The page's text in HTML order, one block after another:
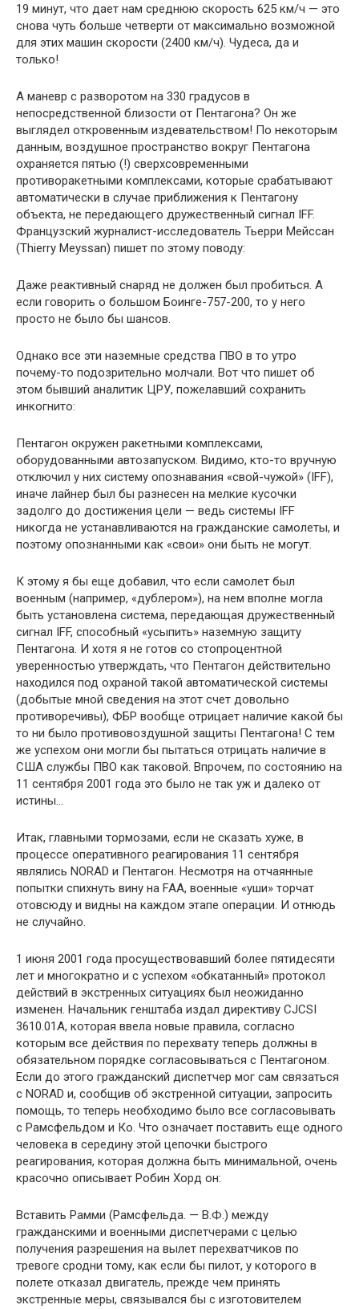
19 минут, что дает нам среднюю скорость 625 км/ч — это
снова чуть больше четверти от максимально возможной
для этих машин скорости (2400 км/ч). Чудеса, да и
только!
А маневр с разворотом на 330 градусов в
непосредственной близости от Пентагона? Он же
выглядел откровенным издевательством! По некоторым
данным, воздушное пространство вокруг Пентагона
охраняется пятью (!) сверхсовременными
противоракетными комплексами, которые срабатывают
автоматически в случае приближения к Пентагону
объекта, не передающего дружественный сигнал IFF.
Французский журналист-исследователь Тьерри Мейссан
(Thierry Meyssan) пишет по этому поводу:
Даже реактивный снаряд не должен был пробиться. А
если говорить о большом Боинге-757-200, то у него
просто не было бы шансов.
Однако все эти наземные средства ПВО в то утро
почему-то подозрительно молчали. Вот что пишет об
этом бывший аналитик ЦРУ, пожелавший сохранить
инкогнито:
Пентагон окружен ракетными комплексами,
оборудованными автозапуском. Видимо, кто-то вручную
отключил у них систему опознавания «свой-чужой» (IFF),
иначе лайнер был бы разнесен на мелкие кусочки
задолго до достижения цели — ведь системы IFF
никогда не устанавливаются на гражданские самолеты, и
поэтому опознанными как «свои» они быть не могут.
К этому я бы еще добавил, что если самолет был
военным (например, «дублером»), на нем вполне могла
быть установлена система, передающая дружественный
сигнал IFF, способный «усыпить» наземную защиту
Пентагона. И хотя я не готов со стопроцентной
уверенностью утверждать, что Пентагон действительно
находился под охраной такой автоматической системы
(добытые мной сведения на этот счет довольно
противоречивы), ФБР вообще отрицает наличие какой бы
то ни было противовоздушной защиты Пентагона! С тем
же успехом они могли бы пытаться отрицать наличие в
США службы ПВО как таковой. Впрочем, по состоянию на
11 сентября 2001 года это было не так уж и далеко от
истины…
Итак, главными тормозами, если не сказать хуже, в
процессе оперативного реагирования 11 сентября
являлись NORAD и Пентагон. Несмотря на отчаянные
попытки спихнуть вину на FAA, военные «уши» торчат
отовсюду и видны на каждом этапе операции. И отнюдь
не случайно.
1 июня 2001 года просуществовавший более пятидесяти
лет и многократно и с успехом «обкатанный» протокол
действий в экстренных ситуациях был неожиданно
изменен. Начальник генштаба издал директиву CJCSI
3610.01A, которая ввела новые правила, согласно
которым все действия по перехвату теперь должны в
обязательном порядке согласовываться с Пентагоном.
Если до этого гражданский диспетчер мог сам связаться
с NORAD и, сообщив об экстренной ситуации, запросить
помощь, то теперь необходимо было все согласовывать
с Рамсфельдом и Ко. Что означает поставить еще одного
человека в середину этой цепочки быстрого
реагирования, которая должна быть минимальной, очень
красочно описывает Робин Хорд он:
Вставить Рамми (Рамсфельда. — В.Ф.) между
гражданскими и военными диспетчерами с целью
получения разрешения на вылет перехватчиков по
тревоге сродни тому, как если бы пилот, у которого в
полете отказал двигатель, прежде чем принять
экстренные меры, связывался бы с изготовителем